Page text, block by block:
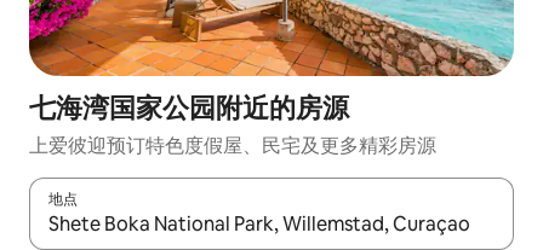
七海湾国家公园附近的房源
上爱彼迎预订特色度假屋、民宅及更多精彩房源
地点
如有搜索结果，请使用上下方向键查看，或通过点击或滑动手势